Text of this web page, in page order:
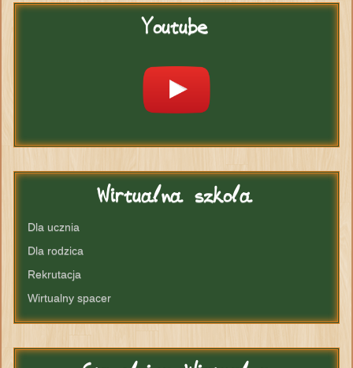
Youtube
Wirtualnaszkola
Dla ucznia
Dla rodzica
Rekrutacja
Wirtualny spacer